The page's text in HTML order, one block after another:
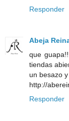
Responder
Abeja
que
tiendas
un besazo
http://
Responder